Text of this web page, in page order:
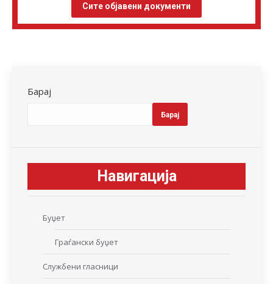
Сите објавени документи
Барај
Барај
Навигација
Буџет
Граѓански буџет
Службени гласници